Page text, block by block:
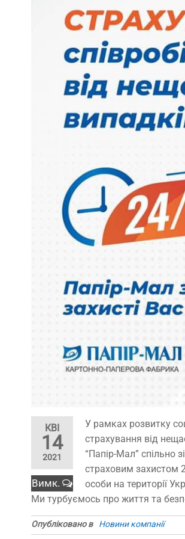
КВІ
14
2021
Вимк.
У рамках розвитку
страхування від
“Папір-Мал” спільно
страховим захистом
особи на території
Ми турбуємось про життя та
Опубліковано в Новини компанії